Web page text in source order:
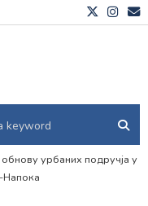
обнову урбаних подручја у
Напока